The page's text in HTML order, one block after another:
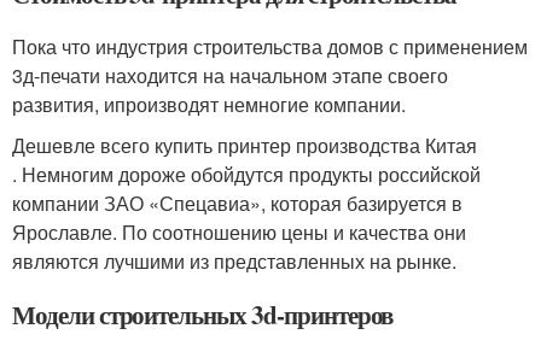
Пока что индустрия строительства домов с применением
3д-печати находится на начальном этапе своего
развития, ипроизводят немногие компании.
Дешевле всего купить принтер производства Китая
. Немногим дороже обойдутся продукты российской
компании ЗАО «Спецавиа», которая базируется в
Ярославле. По соотношению цены и качества они
являются лучшими из представленных на рынке.
Модели строительных 3d-принтеров